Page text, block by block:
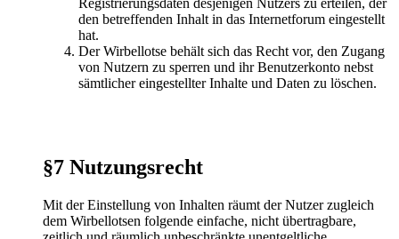
Registrierungsdaten desjenigen Nutzers zu erteilen, der
den betreffenden Inhalt in das Internetforum eingestellt
hat.
Der Wirbellotse behält sich das Recht vor, den Zugang
von Nutzern zu sperren und ihr Benutzerkonto nebst
sämtlicher eingestellter Inhalte und Daten zu löschen.
§7 Nutzungsrecht
Mit der Einstellung von Inhalten räumt der Nutzer zugleich
dem Wirbellotsen folgende einfache, nicht übertragbare,